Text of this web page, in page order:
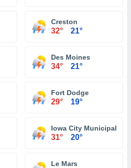
Creston
32° 21°
Des Moines
34° 21°
Fort Dodge
29° 19°
Iowa City Municipal
31° 20°
Le Mars